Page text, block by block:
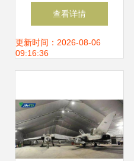
针蕾丝图解与针线
艺术 从原材料到成
查看详情
更新时间：2026-08-06
09:16:36